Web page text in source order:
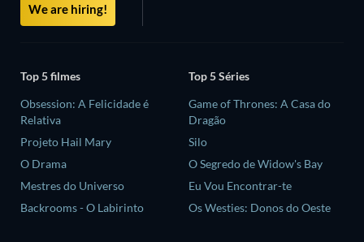
We are hiring!
Top 5 filmes
Obsession: A Felicidade é
Relativa
Projeto Hail Mary
O Drama
Mestres do Universo
Backrooms - O Labirinto
Top 5 Séries
Game of Thrones: A Casa do
Dragão
Silo
O Segredo de Widow's Bay
Eu Vou Encontrar-te
Os Westies: Donos do Oeste